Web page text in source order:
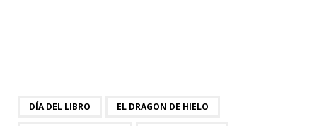
DÍA DEL LIBRO EL DRAGON DE HIELO